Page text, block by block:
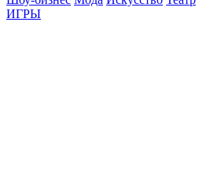
ИГРЫ